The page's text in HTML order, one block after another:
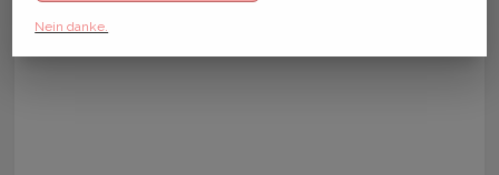
Nein danke.